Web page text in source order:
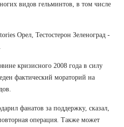
видов гельминтов, в том числе
Орел, Тестостерон Зеленоград -
кризисного 2008 года в силу
фактический мораторий на
фанатов за поддержку, сказал,
операция. Также может